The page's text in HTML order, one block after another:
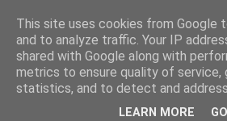
Das Bartender
Der Bartender&Connaisseur Blog
Spirituosen und das GSA-Land
This site uses cookies from Google
and to analyze traffic. Your IP
shared with Google along with
metrics to ensure quality of service,
statistics, and to detect and
LEARN MORE